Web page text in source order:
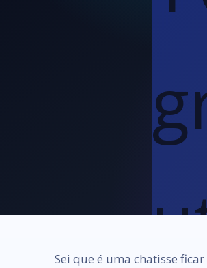
Sei que é uma chatisse